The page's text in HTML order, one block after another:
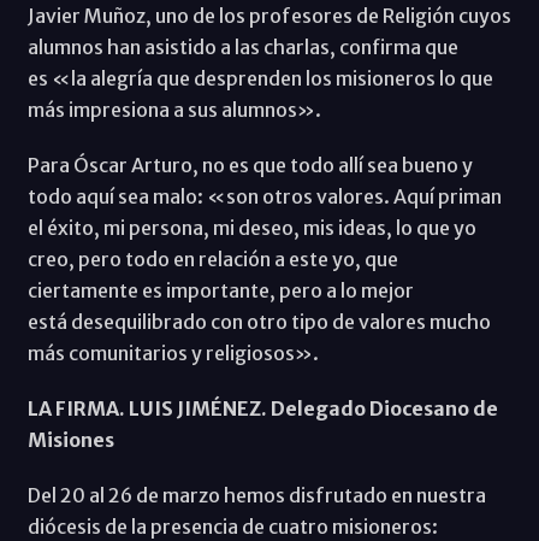
Javier Muñoz, uno de los profesores de Religión cuyos
alumnos han asistido a las charlas, confirma que
es «la alegría que desprenden los misioneros lo que
más impresiona a sus alumnos».
Para Óscar Arturo, no es que todo allí sea bueno y
todo aquí sea malo: «son otros valores. Aquí priman
el éxito, mi persona, mi deseo, mis ideas, lo que yo
creo, pero todo en relación a este yo, que
ciertamente es importante, pero a lo mejor
está desequilibrado con otro tipo de valores mucho
más comunitarios y religiosos».
LA FIRMA. LUIS JIMÉNEZ. Delegado Diocesano de
Misiones
Del 20 al 26 de marzo hemos disfrutado en nuestra
diócesis de la presencia de cuatro misioneros: